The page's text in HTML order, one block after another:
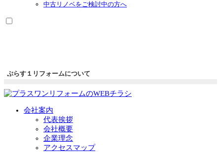
中古リノベをご検討中の方へ
ぷらす１リフォームについて
会社案内
代表挨拶
会社概要
企業理念
アクセスマップ